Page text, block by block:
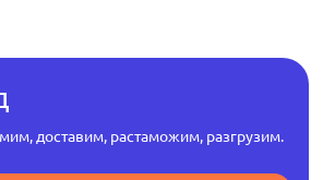
доставим, растаможим, разгрузим.